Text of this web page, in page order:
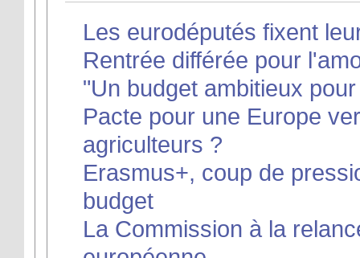
Les eurodéputés fixent
Rentrée différée pour
"Un budget ambitieux
Pacte pour une Europe
agriculteurs ?
Erasmus+, coup de
budget
La Commission à la